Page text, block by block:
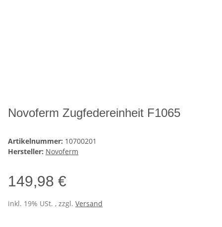
Novoferm Zugfedereinheit F1065
Artikelnummer: 10700201
Hersteller: Novoferm
149,98 €
inkl. 19% USt. , zzgl. Versand